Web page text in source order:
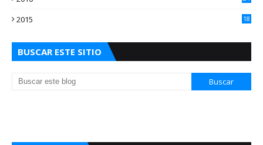
2015
18
BUSCAR ESTE SITIO